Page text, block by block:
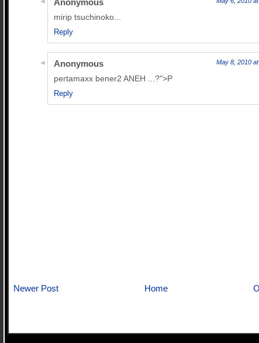
mirip tsuchinoko...
Reply
Anonymous May 8, 2010
pertamaxx bener2 ANEH ...?">P
Reply
Newer Post Home